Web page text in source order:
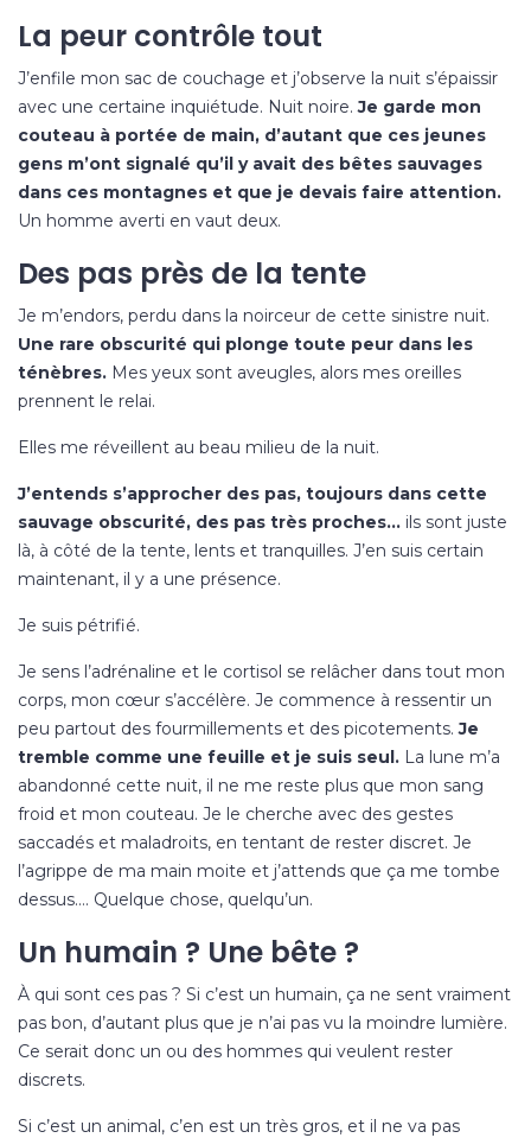
La peur contrôle tout
J’enfile mon sac de couchage et j’observe la nuit s’épaissir
avec une certaine inquiétude. Nuit noire. Je garde mon
couteau à portée de main, d’autant que ces jeunes
gens m’ont signalé qu’il y avait des bêtes sauvages
dans ces montagnes et que je devais faire attention.
Un homme averti en vaut deux.
Des pas près de la tente
Je m’endors, perdu dans la noirceur de cette sinistre nuit.
Une rare obscurité qui plonge toute peur dans les
ténèbres. Mes yeux sont aveugles, alors mes oreilles
prennent le relai.
Elles me réveillent au beau milieu de la nuit.
J’entends s’approcher des pas, toujours dans cette
sauvage obscurité, des pas très proches… ils sont juste
là, à côté de la tente, lents et tranquilles. J’en suis certain
maintenant, il y a une présence.
Je suis pétrifié.
Je sens l’adrénaline et le cortisol se relâcher dans tout mon
corps, mon cœur s’accélère. Je commence à ressentir un
peu partout des fourmillements et des picotements.Je
tremble comme une feuille et je suis seul. La lune m’a
abandonné cette nuit, il ne me reste plus que mon sang
froid et mon couteau. Je le cherche avec des gestes
saccadés et maladroits, en tentant de rester discret. Je
l’agrippe de ma main moite et j’attends que ça me tombe
dessus…. Quelque chose, quelqu’un.
Un humain ? Une bête ?
À qui sont ces pas ? Si c’est un humain, ça ne sent vraiment
pas bon, d’autant plus que je n’ai pas vu la moindre lumière.
Ce serait donc un ou des hommes qui veulent rester
discrets.
Si c’est un animal, c’en est un très gros, et il ne va pas